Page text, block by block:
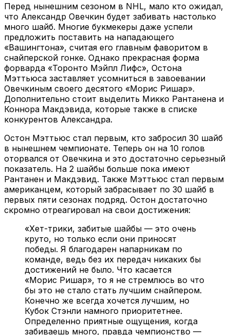
Перед нынешним сезоном в NHL, мало кто ожидал,
что Александр Овечкин будет забивать настолько
много шайб. Многие букмекеры даже успели
предложить поставить на нападающего
«Вашингтона», считая его главным фаворитом в
снайперской гонке. Однако прекрасная форма
форварда «Торонто Мэйпл Лифс», Остона
Мэттьюса заставляет усомниться в завоевании
Овечкиным своего десятого «Морис Ришар».
Дополнительно стоит выделить Микко Рантанена и
Коннора Макдэвида, которые также в списке
конкурентов Александра.
Остон Мэттьюс стал первым, кто забросил 30 шайб
в нынешнем чемпионате. Теперь он на 10 голов
оторвался от Овечкина и это достаточно серьезный
показатель. На 2 шайбы больше пока имеют
Рантанен и Макдэвид. Также Мэттьюс стал первым
американцем, который забрасывает по 30 шайб в
первых пяти сезонах подряд. Остон достаточно
скромно отреагировал на свои достижения:
«Хет-трики, забитые шайбы — это очень
круто, но только если они приносят
победы. Я благодарен напарникам по
команде, ведь без их передач никаких бы
достижений не было. Что касается
«Морис Ришар», то я не стремлюсь во что
бы это не стало стать лучшим снайпером.
Конечно же всегда хочется лучшим, но
Кубок Стэнли намного приоритетнее.
Определенно приятные ощущения, когда
забиваешь много, правда чемпионство —